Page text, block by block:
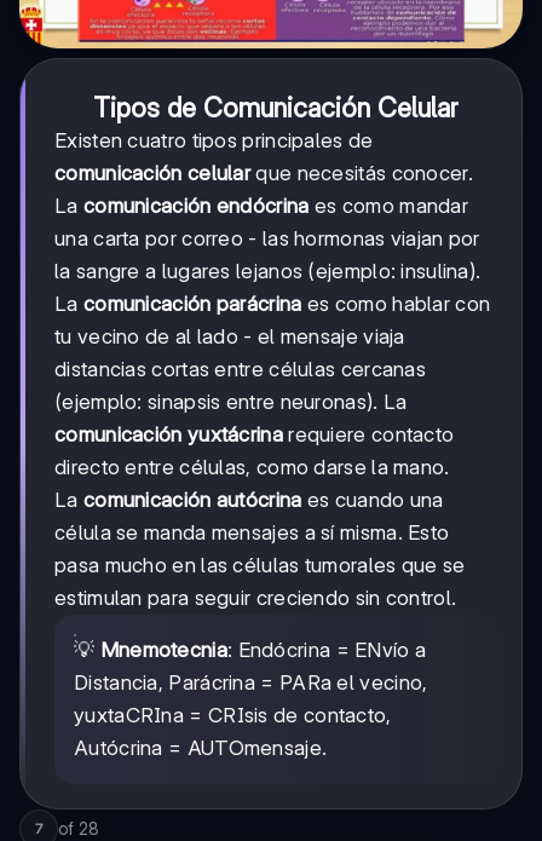
Tipos de Comunicación Celular
Existen cuatro tipos principales de
comunicación celularque necesitás conocer.
La comunicación endócrina es como mandar
una carta por correo - las hormonas viajan por
la sangre a lugares lejanos (ejemplo: insulina).
La comunicación parácrina es como hablar con
tu vecino de al lado - el mensaje viaja
distancias cortas entre células cercanas
(ejemplo: sinapsis entre neuronas). La
comunicación yuxtácrinarequiere contacto
directo entre células, como darse la mano.
La comunicación autócrina es cuando una
célula se manda mensajes a sí misma. Esto
pasa mucho en las células tumorales que se
estimulan para seguir creciendo sin control.
💡 Mnemotecnia: Endócrina = ENvío a
Distancia, Parácrina = PARa el vecino,
yuxtaCRIna = CRIsis de contacto,
Autócrina = AUTOmensaje.
7 of 28